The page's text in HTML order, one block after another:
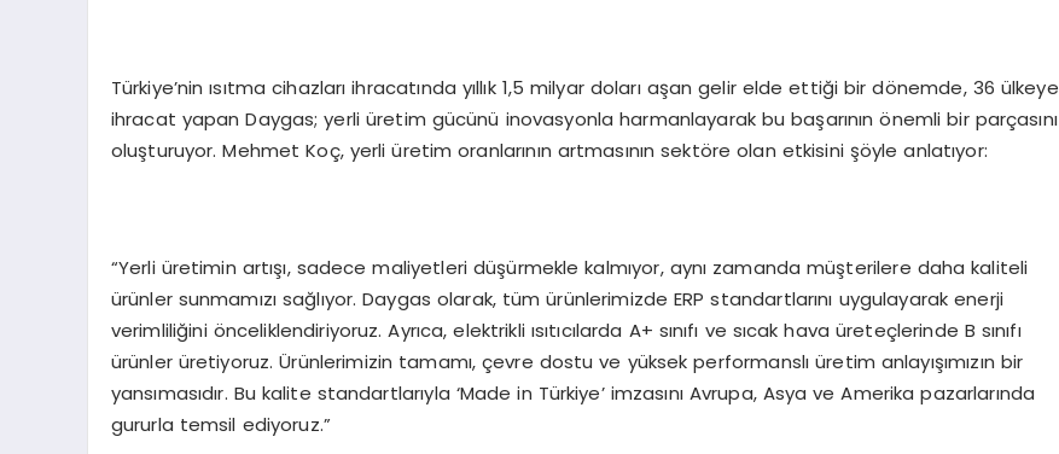
Türkiye’nin ısıtma cihazları ihracatında yıllık 1,5 milyar doları aşan gelir elde ettiği bir dönemde, 36 ülkeye
ihracat yapan Daygas; yerli üretim gücünü inovasyonla harmanlayarak bu başarının önemli bir parçasını
oluşturuyor. Mehmet Koç, yerli üretim oranlarının artmasının sektöre olan etkisini şöyle anlatıyor:
“Yerli üretimin artışı, sadece maliyetleri düşürmekle kalmıyor, aynı zamanda müşterilere daha kaliteli
ürünler sunmamızı sağlıyor. Daygas olarak, tüm ürünlerimizde ERP standartlarını uygulayarak enerji
verimliliğini önceliklendiriyoruz. Ayrıca, elektrikli ısıtıcılarda A+ sınıfı ve sıcak hava üreteçlerinde B sınıfı
ürünler üretiyoruz. Ürünlerimizin tamamı, çevre dostu ve yüksek performanslı üretim anlayışımızın bir
yansımasıdır. Bu kalite standartlarıyla ‘Made in Türkiye’ imzasını Avrupa, Asya ve Amerika pazarlarında
gururla temsil ediyoruz.”